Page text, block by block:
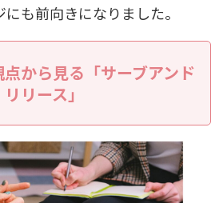
も前向きになりました。
から見る「サーブアンド
リリース」